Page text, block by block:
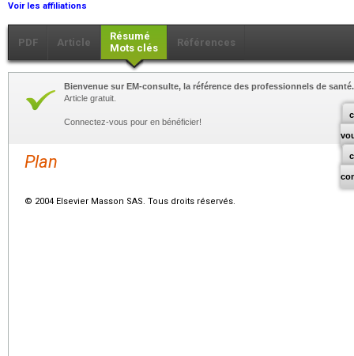
Voir les affiliations
PDF Article
Résumé
Mots clés
Références
Bienvenue sur EM-consulte, la référence des professionnels de santé.
Article gratuit.
Connectez-vous pour en bénéficier!
Plan
© 2004 Elsevier Masson SAS. Tous droits réservés.